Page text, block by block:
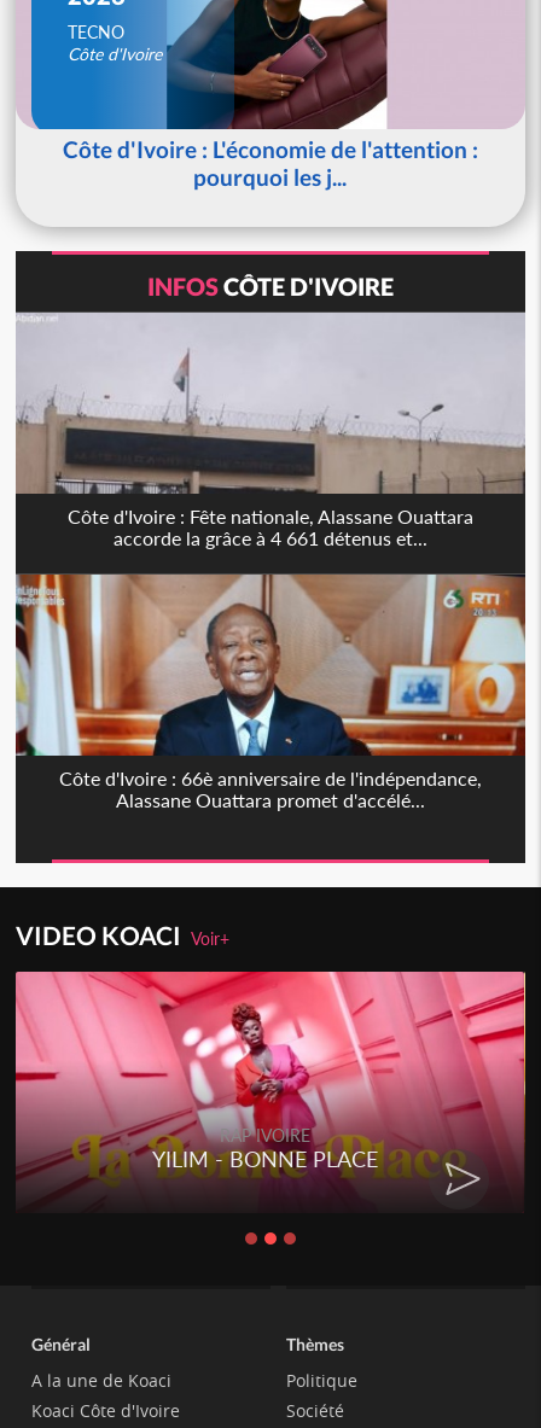
TECNO
Côte d'Ivoire
Côte d'Ivoire : L'économie de l'attention :
pourquoi les j...
INFOSCÔTE D'IVOIRE
Côte d'Ivoire : Fête nationale, Alassane Ouattara
accorde la grâce à 4 661 détenus et...
Côte d'Ivoire : 66è anniversaire de l'indépendance,
Alassane Ouattara promet d'accélé...
VIDEO KOACIVoir+
RAP IVOIRE
RENARD BARAKISSA - DOS DE
CHAT
Général
A la une de Koaci
Koaci Côte d'Ivoire
Thèmes
Politique
Société